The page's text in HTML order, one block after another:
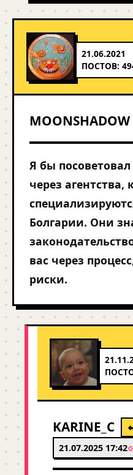
21.06.2021
ПОСТОВ:
MOONSHADOW
Я бы
через агентства,
Болгарии. Они
вас через
риски.
KARINE_C
21.07.2025 17:42